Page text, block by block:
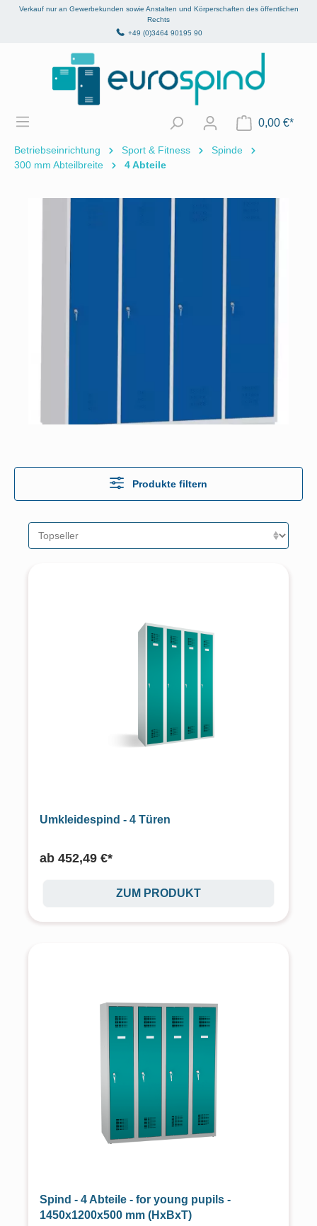
springen
Verkauf nur an Gewerbekunden sowie Anstalten und Körperschaften des öffentlichen
Rechts
+49 (0)3464 90195 90
0,00 €*
Betriebseinrichtung Sport & Fitness
Spinde
300 mm Abteilbreite
4 Abteile
Produkte filtern
Umkleidespind - 4 Türen
ab 452,49 €*
ZUM PRODUKT
Spind - 4 Abteile - for young pupils -
1450x1200x500 mm (HxBxT)